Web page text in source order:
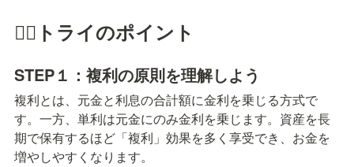
🏃‍♀️トライのポイント
STEP１：複利の原則を理解しよう
複利とは、元金と利息の合計額に金利を乗じる方式で
す。一方、単利は元金にのみ金利を乗じます。資産を長
期で保有するほど「複利」効果を多く享受でき、お金を
増やしやすくなります。